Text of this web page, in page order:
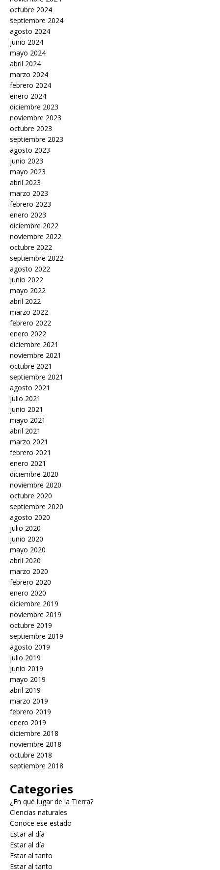
octubre 2024
septiembre 2024
agosto 2024
junio 2024
mayo 2024
abril 2024
marzo 2024
febrero 2024
enero 2024
diciembre 2023
noviembre 2023
octubre 2023
septiembre 2023
agosto 2023
junio 2023
mayo 2023
abril 2023
marzo 2023
febrero 2023
enero 2023
diciembre 2022
noviembre 2022
octubre 2022
septiembre 2022
agosto 2022
junio 2022
mayo 2022
abril 2022
marzo 2022
febrero 2022
enero 2022
diciembre 2021
noviembre 2021
octubre 2021
septiembre 2021
agosto 2021
julio 2021
junio 2021
mayo 2021
abril 2021
marzo 2021
febrero 2021
enero 2021
diciembre 2020
noviembre 2020
octubre 2020
septiembre 2020
agosto 2020
julio 2020
junio 2020
mayo 2020
abril 2020
marzo 2020
febrero 2020
enero 2020
diciembre 2019
noviembre 2019
octubre 2019
septiembre 2019
agosto 2019
julio 2019
junio 2019
mayo 2019
abril 2019
marzo 2019
febrero 2019
enero 2019
diciembre 2018
noviembre 2018
octubre 2018
septiembre 2018
Categories
¿En qué lugar de la Tierra?
Ciencias naturales
Conoce ese estado
Estar al día
Estar al día
Estar al tanto
Estar al tanto